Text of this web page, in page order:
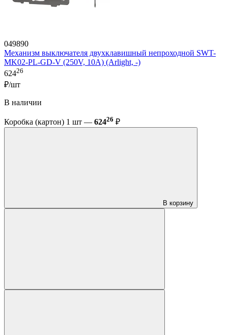
049890
Механизм выключателя двухклавишный непроходной SWT-
MK02-PL-GD-V (250V, 10A) (Arlight, -)
62426
₽/шт
В наличии
Коробка (картон) 1 шт — 62426 ₽
В корзину